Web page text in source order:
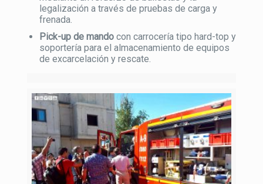
legalización a través de pruebas de carga y
frenada.
Pick-up de mandocon carrocería tipo hard-top y
soportería para el almacenamiento de equipos
de excarcelación y rescate.